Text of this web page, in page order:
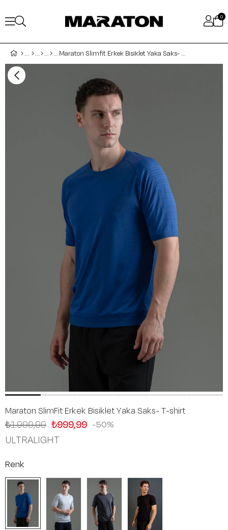
0
Maraton Slimfit Erkek Bisiklet Yaka Saks- T-shirt
Maraton SlimFit Erkek Bisiklet Yaka Saks- T-shirt
50
₺1.999,99 ₺999,99
ULTRALIGHT
Renk